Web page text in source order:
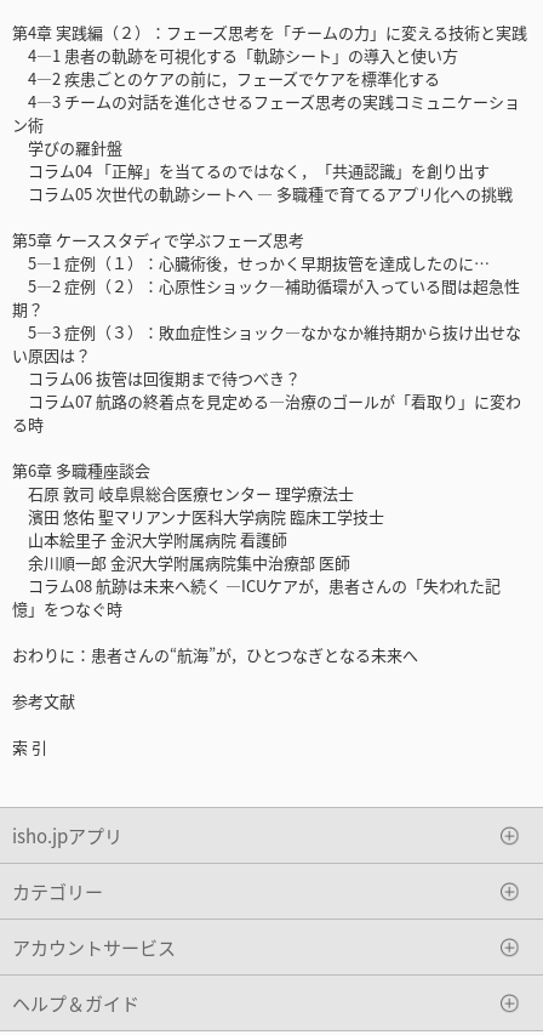
第4章 実践編（２）：フェーズ思考を「チームの力」に変える技術と実践
4—1 患者の軌跡を可視化する「軌跡シート」の導入と使い方
4—2 疾患ごとのケアの前に，フェーズでケアを標準化する
4—3 チームの対話を進化させるフェーズ思考の実践コミュニケーショ
ン術
学びの羅針盤
コラム04 「正解」を当てるのではなく，「共通認識」を創り出す
コラム05 次世代の軌跡シートへ ― 多職種で育てるアプリ化への挑戦
第5章 ケーススタディで学ぶフェーズ思考
5—1 症例（１）：心臓術後，せっかく早期抜管を達成したのに…
5—2 症例（２）：心原性ショック―補助循環が入っている間は超急性
期？
5—3 症例（３）：敗血症性ショック―なかなか維持期から抜け出せな
い原因は？
コラム06 抜管は回復期まで待つべき？
コラム07 航路の終着点を見定める―治療のゴールが「看取り」に変わ
る時
第6章 多職種座談会
石原 敦司 岐阜県総合医療センター 理学療法士
濱田 悠佑 聖マリアンナ医科大学病院 臨床工学技士
山本絵里子 金沢大学附属病院 看護師
余川順一郎 金沢大学附属病院集中治療部 医師
コラム08 航跡は未来へ続く ―ICUケアが，患者さんの「失われた記
憶」をつなぐ時
おわりに：患者さんの“航海”が，ひとつなぎとなる未来へ
参考文献
索 引
isho.jpアプリ
カテゴリー
アカウントサービス
ヘルプ＆ガイド